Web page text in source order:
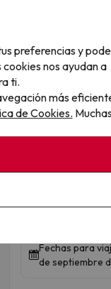
Quedan 5 días
Disfruta de
Fechas para
de septiembre
preferencias y
nos ayudan a
ti.
más
de Cookies. Muchas